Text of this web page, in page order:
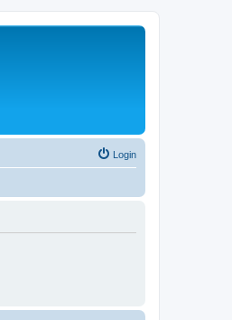
Login